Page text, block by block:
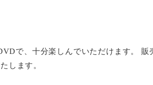
で、十分楽しんでいただけます。 販
します。